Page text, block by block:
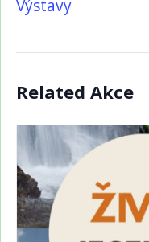
Výstavy
Related Akce